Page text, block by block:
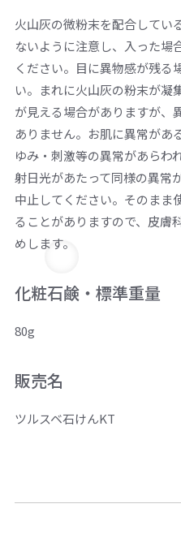
火山灰の微粉末を配合してい
ないように注意し、入った場
ください。目に異物感が残る
い。まれに火山灰の粉末が凝
が見える場合がありますが、
ありません。お肌に異常があ
ゆみ・刺激等の異常があらわ
射日光があたって同様の異常
中止してください。そのまま
ることがありますので、皮膚
めします。
化粧石鹸・標準重量
80g
販売名
ツルスベ石けんKT